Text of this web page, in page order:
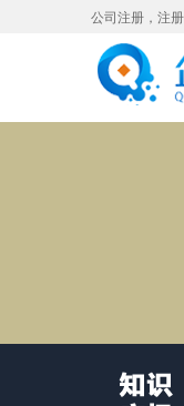
公司注册，注